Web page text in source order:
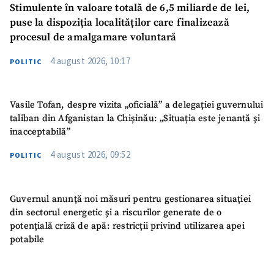
Stimulente în valoare totală de 6,5 miliarde de lei,
puse la dispoziția localităților care finalizează
procesul de amalgamare voluntară
POLITIC 4 august 2026, 10:17
Vasile Tofan, despre vizita „oficială” a delegației guvernului
taliban din Afganistan la Chișinău: „Situația este jenantă și
inacceptabilă”
POLITIC 4 august 2026, 09:52
Guvernul anunță noi măsuri pentru gestionarea situației
din sectorul energetic și a riscurilor generate de o
potențială criză de apă: restricții privind utilizarea apei
potabile